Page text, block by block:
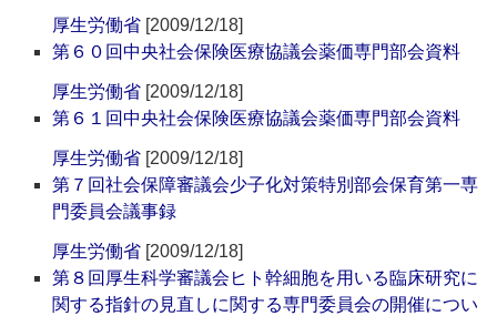
厚生労働省 [2009/12/18]
第６０回中央社会保険医療協議会薬価専門部会資料
厚生労働省 [2009/12/18]
第６１回中央社会保険医療協議会薬価専門部会資料
厚生労働省 [2009/12/18]
第７回社会保障審議会少子化対策特別部会保育第一専
門委員会議事録
厚生労働省 [2009/12/18]
第８回厚生科学審議会ヒト幹細胞を用いる臨床研究に
関する指針の見直しに関する専門委員会の開催につい